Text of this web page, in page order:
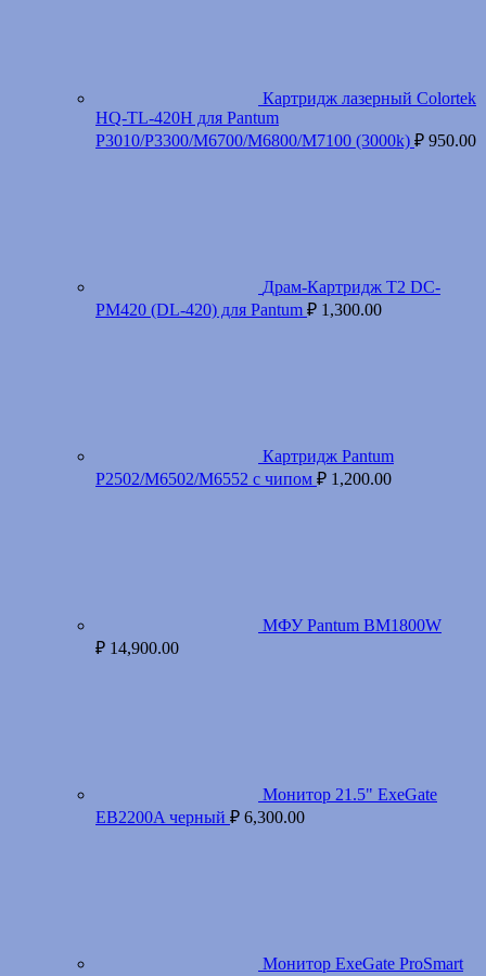
Картридж лазерный Colortek
HQ-TL-420H для Pantum
P3010/P3300/M6700/M6800/M7100 (3000k) ₽ 950.00
Драм-Картридж T2 DC-
PM420 (DL-420) для Pantum ₽ 1,300.00
Картридж Pantum
P2502/M6502/M6552 с чипом ₽ 1,200.00
МФУ Pantum BM1800W
₽ 14,900.00
Монитор 21.5" ExeGate
EB2200A черный ₽ 6,300.00
Монитор ExeGate ProSmart